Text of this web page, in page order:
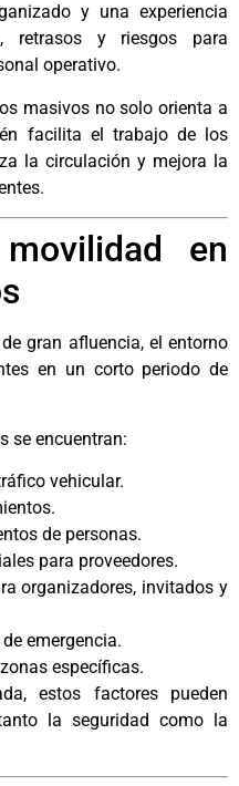
y una experiencia
retrasos y riesgos para
operativo.
masivos no solo orienta a
facilita el trabajo de los
la circulación y mejora la
en
gran afluencia, el entorno
en un corto periodo de
se encuentran:
vehicular.
de personas.
para proveedores.
organizadores, invitados y
emergencia.
específicas.
estos factores pueden
la seguridad como la